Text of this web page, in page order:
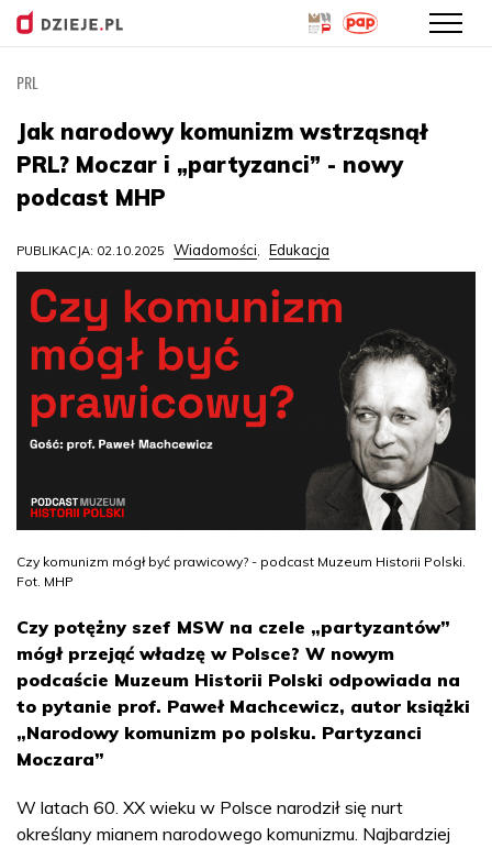
treści
PRL
Jak narodowy komunizm wstrząsnął
PRL? Moczar i „partyzanci” - nowy
podcast MHP
PUBLIKACJA: 02.10.2025 Wiadomości, Edukacja
Czy komunizm mógł być prawicowy? - podcast Muzeum Historii Polski.
Fot. MHP
Czy potężny szef MSW na czele „partyzantów”
mógł przejąć władzę w Polsce? W nowym
podcaście Muzeum Historii Polski odpowiada na
to pytanie prof. Paweł Machcewicz, autor książki
„Narodowy komunizm po polsku. Partyzanci
Moczara”
W latach 60. XX wieku w Polsce narodził się nurt
określany mianem narodowego komunizmu. Najbardziej